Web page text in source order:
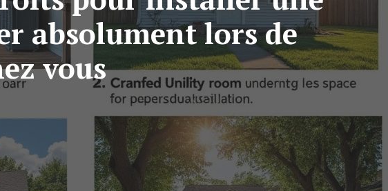
absolument lors de
vous